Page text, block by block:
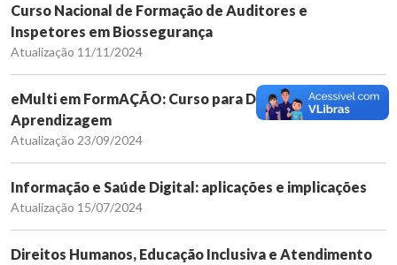
Curso Nacional de Formação de Auditores e
Inspetores em Biossegurança
Atualização 11/11/2024
eMulti em FormAÇÃO: Curso para Docentes de
Aprendizagem
Atualização 23/09/2024
Informação e Saúde Digital: aplicações e implicações
Atualização 15/07/2024
Direitos Humanos, Educação Inclusiva e Atendimento